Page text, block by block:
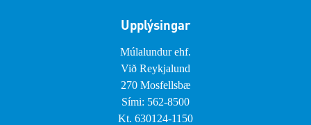
Upplýsingar
Múlalundur ehf.
Við Reykjalund
270 Mosfellsbæ
Sími: 562-8500
Kt. 630124-1150